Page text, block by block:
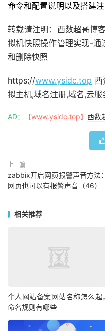
命令和配置说明以及搭建注
转载请注明：西数超哥博
拟机快照操作管理实现-
和删除快照
https://www.ysidc.top
拟主机,域名注册,域名,云
AD： 【www.ysidc.top】 西数
上一篇
zabbix开启网页报警声音方法：
网页也可以有报警声音（46）
相关推荐
个人网站备案网站名称怎么起，
命名规则有哪些